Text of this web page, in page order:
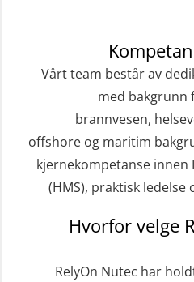
Vårt team består av
med bakgrunn
brannvesen,
offshore og maritim
kjernekompetanse innen
(HMS), praktisk ledelse
Hvorfor velge
RelyOn Nutec har